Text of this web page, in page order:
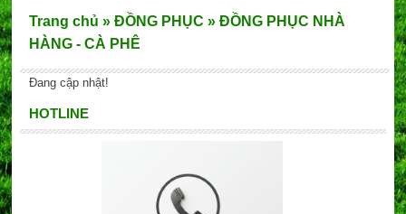
Đang cập nhật!
Trang chủ » ĐỒNG PHỤC » ĐỒNG PHỤC NHÀ
HÀNG - CÀ PHÊ
HOTLINE